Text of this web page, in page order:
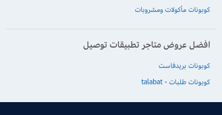
كوبونات مأكولات ومشروبات
افضل عروض متاجر تطبيقات توصيل
كوبونات بريدفاست
كوبونات طلبات - talabat